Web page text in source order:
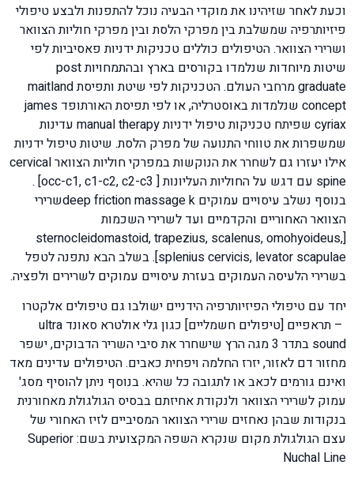
וכעת לאחר שזיהינו את מוקדי הבעיה נוכל להתפנות ולבצע טיפולי
פיזיותרפיה שמשלבת בין מפרקי הלסת ובין מפרקי חוליות הצוואר
ושרירי הצוואר. הטיפולים כוללים טכניקות ידניות פאסיביות לפי
שיטות מיוחדות שנלמדו בקורסים בארץ ובהתמחויות post
graduate מרחבי העולם. הטכניקות לפי שיטת ותפיסת maitland
concept שנלמדות באוסטרליה, או לפי תפיסת האורתופד james
cyriax שפיתח טכניקות טיפול ידניות manual therapy עדינות
שמשפרות את טווחי התנועה של מפרק הלסת. שיטות טיפול ידניות
אילו יעזרו גם לשחרר את הנוקשות במפרקי חוליות הצוואר cervical
spine עם דגש על החוליות העליונות [ occ-c1, c1-c2, c2-c3] .
בנוסף נשלב עיסויים עמוקים deep friction massage kשרירי
הצוואר האחוריים והקדמיים ועד לשרירי השכמות
[sternocleidomastoid, trapezius, scalenus, omohyoideus,
splenius cervicis, levator scapulae]. בשלב הבא נתפנה לטפל
בשרירי הלעיסה העמוקים בעזרת עיסויים עמוקים לשרירים ולפציה.
יחד עם טיפולי הפיזיותרפיה הידניים ישולבו גם טיפולים אלקטרו
– תראפיים [טיפולים חשמליים] כגון גלי אולטרא סאונד ultra
sound בתדר 3 מגה הרץ שישחרר את סיבי השריר הדבוקים, ישפר
מחזור דם לאזור, יזרז החלמה ויפחית כאבים. הטיפולים עדינים מאד
ואינם גורמים לכאב או לתגובה כל שהיא. בנוסף ניתן להוסיף מסג'
עמוק לשרירי הצוואר ולנקודת אחיזתם בבסיס הגולגולת מאחורנית
בנקודות שבהן נאחזים שרירי הצוואר המסיביים לזיז האחורי של
עצם הגולגולת מקום שנקרא השפה המקצועית בשם: Superior
Nuchal Line